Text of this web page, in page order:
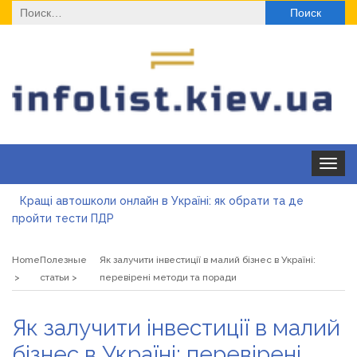
Найти:
Toggle
Кращі автошколи онлайн в Україні: як обрати та де
пройти тести ПДР
согреться
«Правильне електроживлення» — лідер серед компаній з
HomeПолезные
статьи
Як залучити інвестиції в малий бізнес в Україні:
перевірені методи та поради
Як залучити інвестиції в малий